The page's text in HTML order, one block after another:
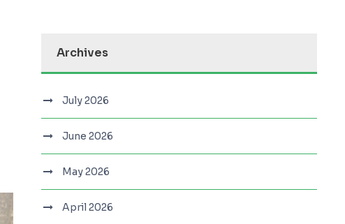
Archives
July 2026
June 2026
May 2026
April 2026